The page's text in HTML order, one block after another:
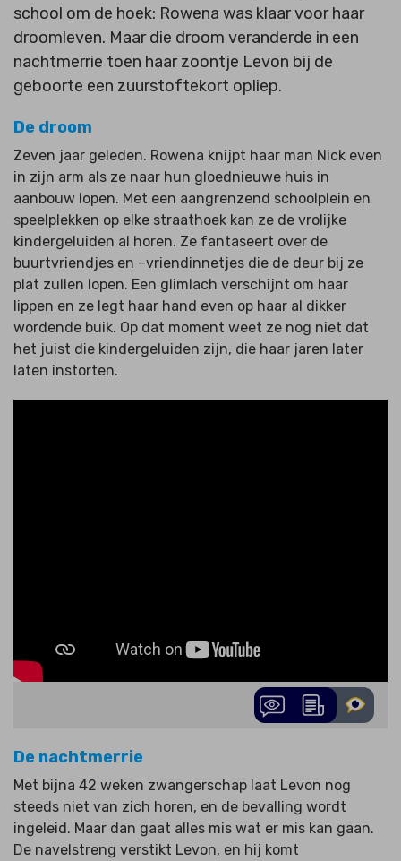
school om de hoek: Rowena was klaar voor haar
droomleven. Maar die droom veranderde in een
nachtmerrie toen haar zoontje Levon bij de
geboorte een zuurstoftekort opliep.
De droom
Zeven jaar geleden. Rowena knijpt haar man Nick even
in zijn arm als ze naar hun gloednieuwe huis in
aanbouw lopen. Met een aangrenzend schoolplein en
speelplekken op elke straathoek kan ze de vrolijke
kindergeluiden al horen. Ze fantaseert over de
buurtvriendjes en –vriendinnetjes die de deur bij ze
plat zullen lopen. Een glimlach verschijnt om haar
lippen en ze legt haar hand even op haar al dikker
wordende buik. Op dat moment weet ze nog niet dat
het juist die kindergeluiden zijn, die haar jaren later
laten instorten.
De nachtmerrie
Met bijna 42 weken zwangerschap laat Levon nog
steeds niet van zich horen, en de bevalling wordt
ingeleid. Maar dan gaat alles mis wat er mis kan gaan.
De navelstreng verstikt Levon, en hij komt